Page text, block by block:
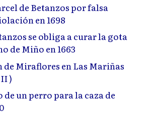
de Betanzos por falsa
en 1698
se obliga a curar la gota
de Miño en 1663
Miraflores en Las Mariñas
)
un perro para la caza de